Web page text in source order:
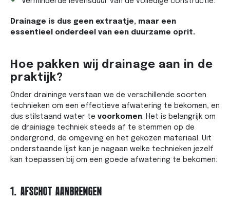
Drainage is dus geen extraatje, maar een
essentieel onderdeel van een duurzame oprit.
Hoe pakken wij drainage aan in de
praktijk?
Onder draininge verstaan we de verschillende soorten
technieken om een effectieve afwatering te bekomen, en
dus stilstaand water te voorkomen . Het is belangrijk om
de drainiage techniek steeds af te stemmen op de
ondergrond, de omgeving en het gekozen materiaal. Uit
onderstaande lijst kan je nagaan welke technieken jezelf
kan toepassen bij om een goede afwatering te bekomen:
1. AFSCHOT AANBRENGEN